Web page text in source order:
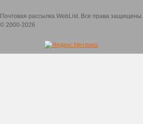
Почтовая рассылка WebList. Все права защищены.
© 2000-2026